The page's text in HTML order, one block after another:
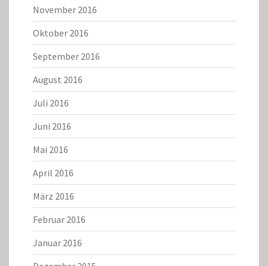
November 2016
Oktober 2016
September 2016
August 2016
Juli 2016
Juni 2016
Mai 2016
April 2016
März 2016
Februar 2016
Januar 2016